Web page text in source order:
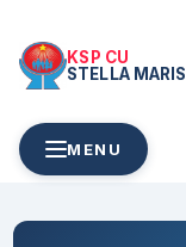
KSP CU
STELLA MARIS
MENU